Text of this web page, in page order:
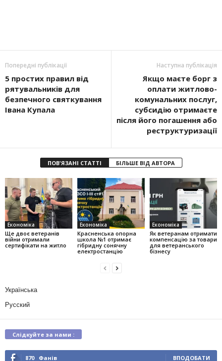
Попередні публікації
5 простих правил від
рятувальників для
безпечного святкування
Івана Купала
Наступна публікація
Якщо маєте борг з
оплати житлово-
комунальних послуг,
субсидію отримаєте
після його погашення або
реструктуризації
ПОВ'ЯЗАНІ СТАТТІ БІЛЬШЕ ВІД АВТОРА
Економіка
Ще двоє ветеранів
війни отримали
сертифікати на житло
Економіка
Красненська опорна
школа №1 отримає
гібридну сонячну
електростанцію
Економіка
Як ветеранам отримати
компенсацію за товари
для ветеранського
бізнесу
Українська
Русский
Слідкуйте за нами :
870 Фанів ВПОДОБАТИ